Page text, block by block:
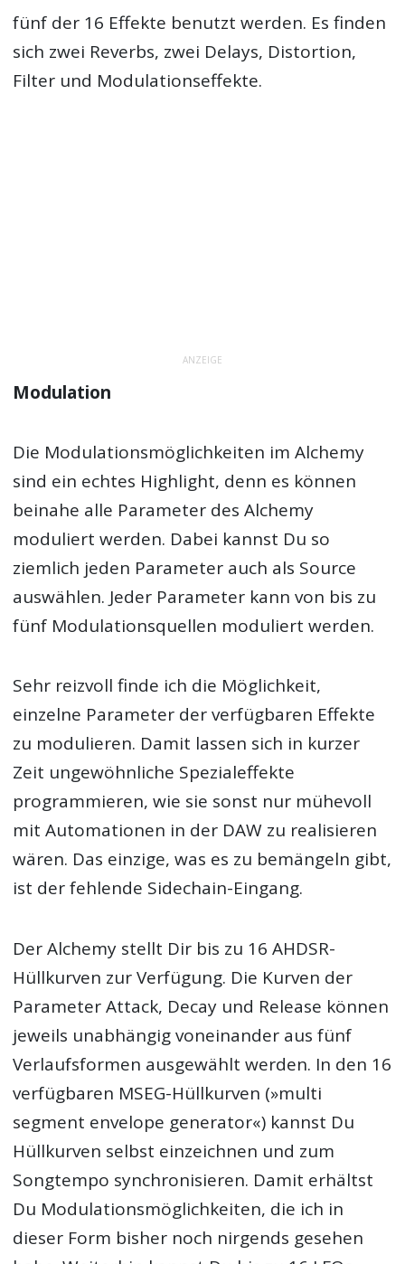
fünf der 16 Effekte benutzt werden. Es finden
sich zwei Reverbs, zwei Delays, Distortion,
Filter und Modulationseffekte.
ANZEIGE
Modulation
Die Modulationsmöglichkeiten im Alchemy
sind ein echtes Highlight, denn es können
beinahe alle Parameter des Alchemy
moduliert werden. Dabei kannst Du so
ziemlich jeden Parameter auch als Source
auswählen. Jeder Parameter kann von bis zu
fünf Modulationsquellen moduliert werden.
Sehr reizvoll finde ich die Möglichkeit,
einzelne Parameter der verfügbaren Effekte
zu modulieren. Damit lassen sich in kurzer
Zeit ungewöhnliche Spezialeffekte
programmieren, wie sie sonst nur mühevoll
mit Automationen in der DAW zu realisieren
wären. Das einzige, was es zu bemängeln gibt,
ist der fehlende Sidechain-Eingang.
Der Alchemy stellt Dir bis zu 16 AHDSR-
Hüllkurven zur Verfügung. Die Kurven der
Parameter Attack, Decay und Release können
jeweils unabhängig voneinander aus fünf
Verlaufsformen ausgewählt werden. In den 16
verfügbaren MSEG-Hüllkurven (»multi
segment envelope generator«) kannst Du
Hüllkurven selbst einzeichnen und zum
Songtempo synchronisieren. Damit erhältst
Du Modulationsmöglichkeiten, die ich in
dieser Form bisher noch nirgends gesehen